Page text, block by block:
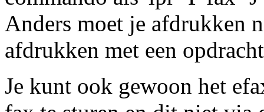
Anders moet je afdrukken
afdrukken met een
Je kunt ook gewoon het